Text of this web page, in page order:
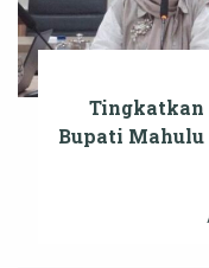
Tingkatkan
Bupati